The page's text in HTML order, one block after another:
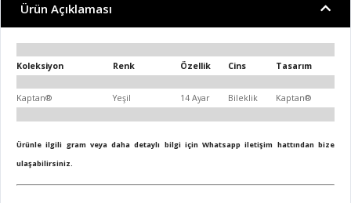
Ürün Açıklaması
Koleksiyon Renk Özellik Cins Tasarım
Kaptan® Yeşil 14 Ayar Bileklik Kaptan®
Ürünle ilgili gram veya daha detaylı bilgi için Whatsapp iletişim hattından bize
ulaşabilirsiniz.